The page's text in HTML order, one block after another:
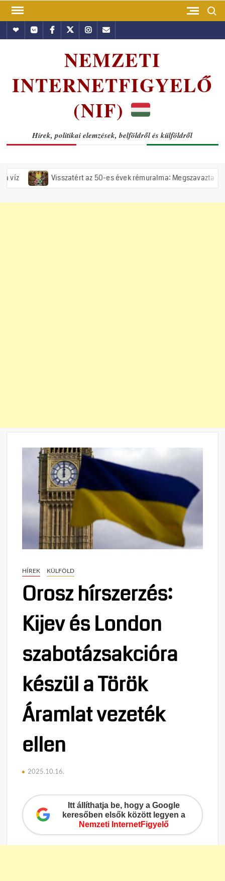
Skip
contentHundubVkontakte
Facebook
TwitterInstagram
Email
NEMZETI
INTERNETFIGYELŐ
(NIF)
Hírek, politikai elemzések, belföldről és külföldről
Visszatért az 50-es évek rémuralma: Megszavazta az
HÍREK KÜLFÖLD
Orosz hírszerzés:
Kijev és London
szabotázsakcióra
készül a Török
Áramlat vezeték
ellen
2025.10.16.
Itt állíthatja be, hogy a Google
keresőben elsők között legyen a
Nemzeti InternetFigyelő